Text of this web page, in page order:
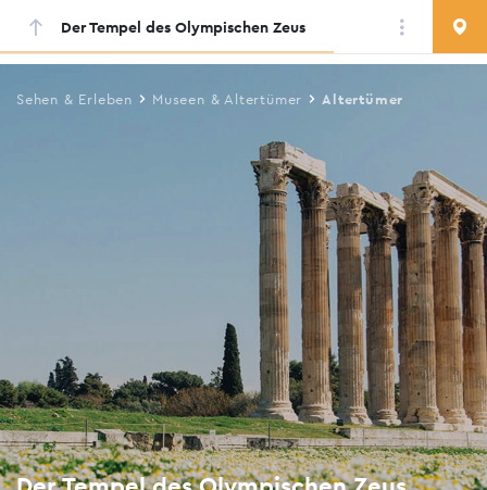
Skip
main
Sehen & Erleben Museen & Altertümer Altertümer
Der Tempel des Olympischen Zeus